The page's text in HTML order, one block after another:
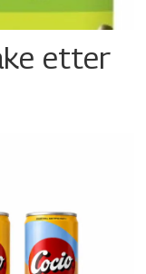
etter